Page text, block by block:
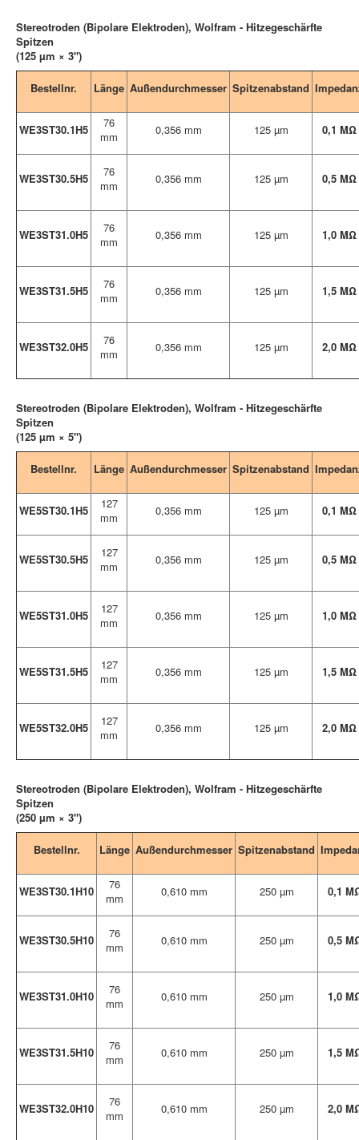
Stereotroden (Bipolare Elektroden), Wolfram - Hitzegeschärfte
Spitzen
(125 µm × 3")
Bestellnr. Länge Außendurchmesser Spitzenabstand
WE3ST30.1H5
76
mm
0,356 mm 125 µm 0,1 MΩ
WE3ST30.5H5
76
mm
0,356 mm 125 µm 0,5 MΩ
WE3ST31.0H5
76
mm
0,356 mm 125 µm 1,0 MΩ
WE3ST31.5H5
76
mm
0,356 mm 125 µm 1,5 MΩ
WE3ST32.0H5
76
mm
0,356 mm 125 µm 2,0 MΩ
Stereotroden (Bipolare Elektroden), Wolfram - Hitzegeschärfte
Spitzen
(125 µm × 5")
Bestellnr. Länge Außendurchmesser Spitzenabstand
WE5ST30.1H5
127
mm
0,356 mm 125 µm 0,1 MΩ
WE5ST30.5H5
127
mm
0,356 mm 125 µm 0,5 MΩ
WE5ST31.0H5
127
mm
0,356 mm 125 µm 1,0 MΩ
WE5ST31.5H5
127
mm
0,356 mm 125 µm 1,5 MΩ
WE5ST32.0H5
127
mm
0,356 mm 125 µm 2,0 MΩ
Stereotroden (Bipolare Elektroden), Wolfram - Hitzegeschärfte
Spitzen
(250 µm × 3")
Bestellnr. Länge Außendurchmesser Spitzenabstand
WE3ST30.1H10
76
mm
0,610 mm 250 µm 0,1
WE3ST30.5H10
76
mm
0,610 mm 250 µm 0,5
WE3ST31.0H10
76
mm
0,610 mm 250 µm 1,0
WE3ST31.5H10
76
mm
0,610 mm 250 µm 1,5
WE3ST32.0H10
76
mm
0,610 mm 250 µm 2,0